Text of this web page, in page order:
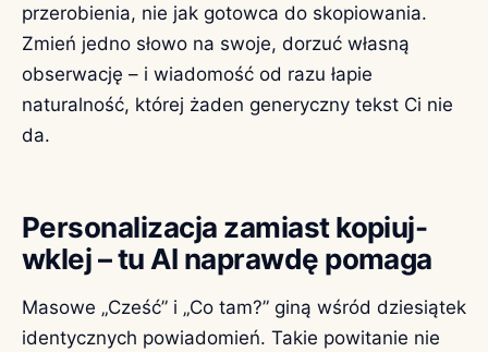
przerobienia, nie jak gotowca do skopiowania.
Zmień jedno słowo na swoje, dorzuć własną
obserwację – i wiadomość od razu łapie
naturalność, której żaden generyczny tekst Ci nie
da.
Personalizacja zamiast kopiuj-
wklej – tu AI naprawdę pomaga
Masowe „Cześć” i „Co tam?” giną wśród dziesiątek
identycznych powiadomień. Takie powitanie nie